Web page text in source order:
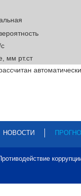
мм рт.ст
НОВОСТИ